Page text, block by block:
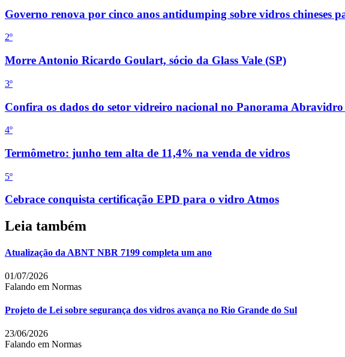
Governo renova por cinco anos antidumping sobre vidros chineses
2º
Morre Antonio Ricardo Goulart, sócio da Glass Vale (SP)
3º
Confira os dados do setor vidreiro nacional no Panorama Abravidro
4º
Termômetro: junho tem alta de 11,4% na venda de vidros
5º
Cebrace conquista certificação EPD para o vidro Atmos
Leia também
Atualização da ABNT NBR 7199 completa um ano
01/07/2026
Falando em Normas
Projeto de Lei sobre segurança dos vidros avança no Rio Grande do Sul
23/06/2026
Falando em Normas